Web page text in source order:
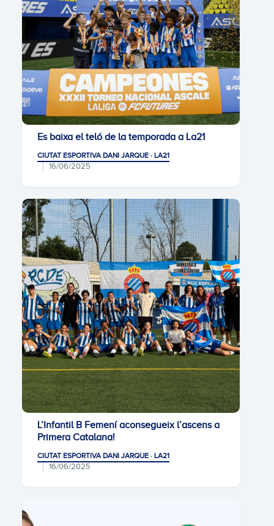
Es baixa el teló de la temporada a La21
CIUTAT ESPORTIVA DANI JARQUE · LA21
16/06/2025
L’Infantil B Femení aconsegueix l’ascens a
Primera Catalana!
CIUTAT ESPORTIVA DANI JARQUE · LA21
16/06/2025